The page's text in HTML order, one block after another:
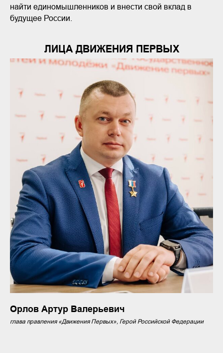
найти единомышленников и внести свой вклад в
будущее России.
ЛИЦА ДВИЖЕНИЯ ПЕРВЫХ
Орлов Артур Валерьевич
глава правления «Движения Первых», Герой Российской Федерации